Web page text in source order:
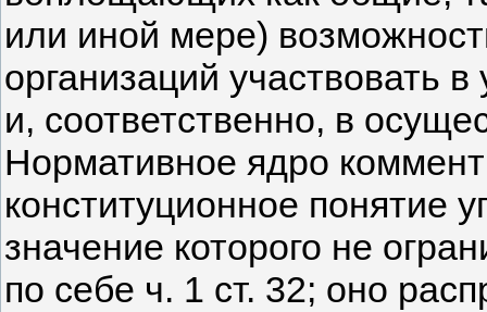
или иной мере)
организаций участвовать
и, соответственно, в
Нормативное ядро
конституционное понятие
значение которого не
по себе ч. 1 ст. 32; оно